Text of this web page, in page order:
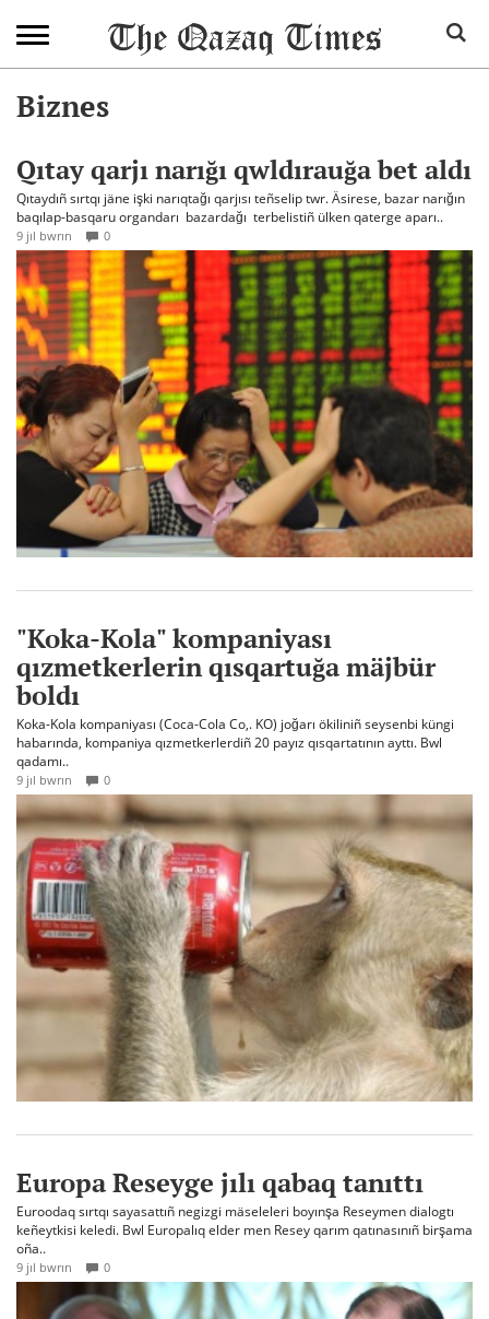
Biznes
Qıtay qarjı narığı qwldırauğa bet aldı
Qıtaydıñ sırtqı jäne işki narıqtağı qarjısı teñselip twr. Äsirese, bazar narığın
baqılap-basqaru organdarı bazardağı terbelistiñ ülken qaterge aparı..
9 jıl bwrın 0
"Koka-Kola" kompaniyası
qızmetkerlerin qısqartuğa mäjbür
boldı
Koka-Kola kompaniyası (Coca-Cola Co,. KO) joğarı ökiliniñ seysenbi küngi
habarında, kompaniya qızmetkerlerdiñ 20 payız qısqartatının ayttı. Bwl
qadamı..
9 jıl bwrın 0
Europa Reseyge jılı qabaq tanıttı
Euroodaq sırtqı sayasattıñ negizgi mäseleleri boyınşa Reseymen dialogtı
keñeytkisi keledi. Bwl Europalıq elder men Resey qarım qatınasınıñ birşama
oña..
9 jıl bwrın 0